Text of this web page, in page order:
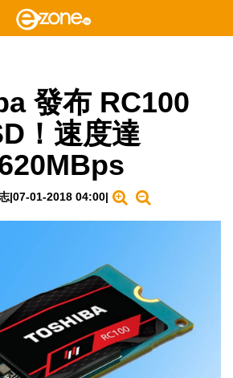
發布 RC100
！速度達
|07-01-2018 04:00|